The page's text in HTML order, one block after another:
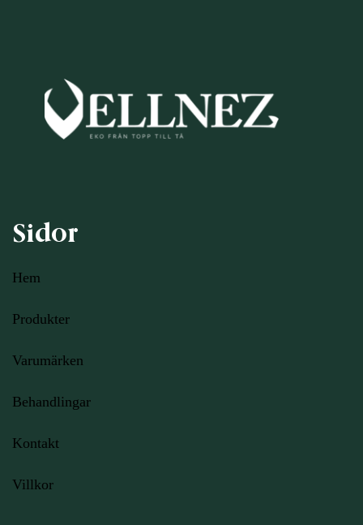
Sidor
Hem
Produkter
Varumärken
Behandlingar
Kontakt
Villkor